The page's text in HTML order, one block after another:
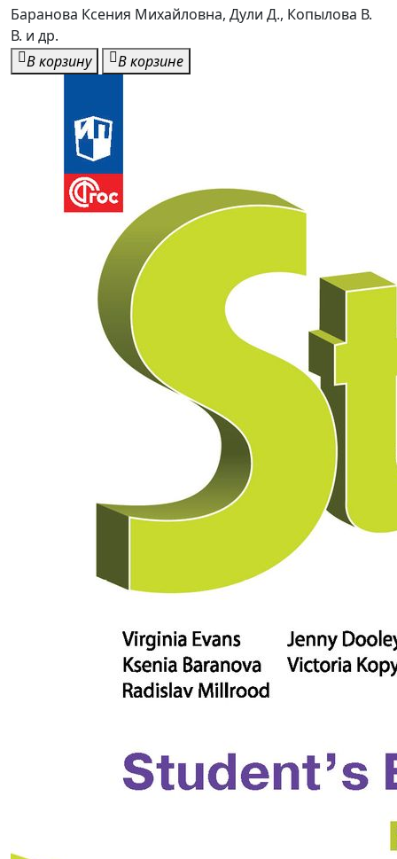
Баранова Ксения Михайловна, Дули Д., Копылова В.
В. и др.
В корзину
В корзине